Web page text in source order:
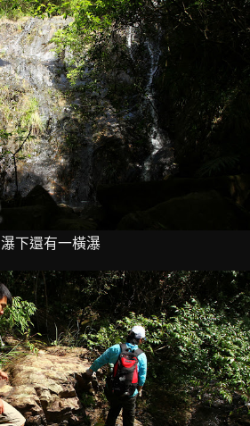
瀑下還有一橫瀑